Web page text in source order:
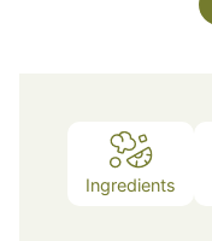
Ingredients